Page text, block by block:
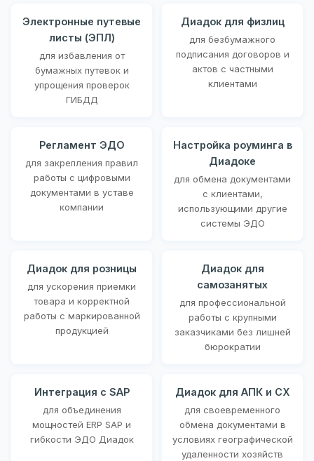
Электронные путевые
листы (ЭПЛ)
для избавления от
бумажных путевок и
упрощения проверок
ГИБДД
Диадок для физлиц
для безбумажного
подписания договоров и
актов с частными
клиентами
Регламент ЭДО
для закрепления правил
работы с цифровыми
документами в уставе
компании
Настройка роуминга в
Диадоке
для обмена документами
с клиентами,
использующими другие
системы ЭДО
Диадок для розницы
для ускорения приемки
товара и корректной
работы с маркированной
продукцией
Диадок для
самозанятых
для профессиональной
работы с крупными
заказчиками без лишней
бюрократии
Интеграция с SAP
для объединения
мощностей ERP SAP и
гибкости ЭДО Диадок
Диадок для АПК и СХ
для своевременного
обмена документами в
условиях географической
удаленности хозяйств